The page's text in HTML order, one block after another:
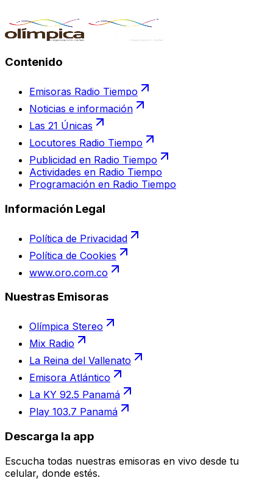
Contenido
Emisoras Radio Tiempo
Noticias e información
Las 21 Únicas
Locutores Radio Tiempo
Publicidad en Radio Tiempo
Actividades en Radio Tiempo
Programación en Radio Tiempo
Información Legal
Política de Privacidad
Política de Cookies
www.oro.com.co
Nuestras Emisoras
Olímpica Stereo
Mix Radio
La Reina del Vallenato
Emisora Atlántico
La KY 92.5 Panamá
Play 103.7 Panamá
Descarga la app
Escucha todas nuestras emisoras en vivo desde tu
celular, donde estés.